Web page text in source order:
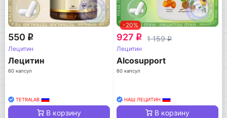
550 q
Лецитин
Лецитин
60 капсул
TETRALAB
В корзину
-20%
927 q 1 159q
Лецитин
Alcosupport
60 капсул
НАШ ЛЕЦИТИН
В корзину